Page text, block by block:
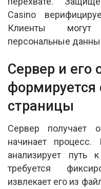
Casino
Клиенты могут
персональные
Сервер и его
страницы
Сервер получает
начинает процесс.
анализирует путь
требуется
извлекает его из